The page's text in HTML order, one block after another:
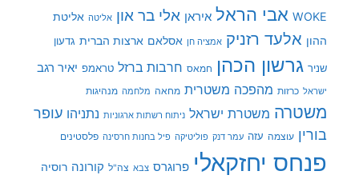
WOKE אבי הראל איראן אלי בר און אליטה אליטת
ההון אלעד רזניק אמציה חן אסלאם ארצות הברית גדעון
שניר גרשון הכהן חמאס חרבות ברזל טראמפ יאיר רגב
ישראל כרזות מהפכה משטרית מחאה מלחמה מנהיגות
משטרה משטרת ישראל ניתוח רשתות ארגוניות נתניהו עופר
בורין עוצמה עזה עמר דנק פוליטיקה פיל בחנות חרסינה פלסטינים
פנחס יחזקאלי פרוגרס צבא צה"ל קורונה רוסיה